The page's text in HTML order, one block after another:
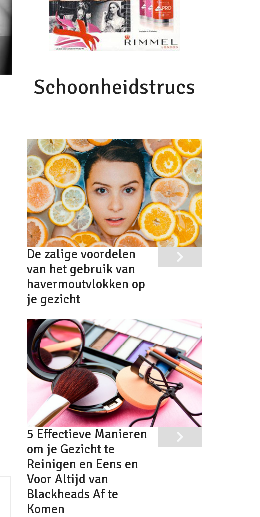
Schoonheidstrucs
De zalige voordelen
van het gebruik van
havermoutvlokken op
je gezicht
5 Effectieve Manieren
om je Gezicht te
Reinigen en Eens en
Voor Altijd van
Blackheads Af te
Komen